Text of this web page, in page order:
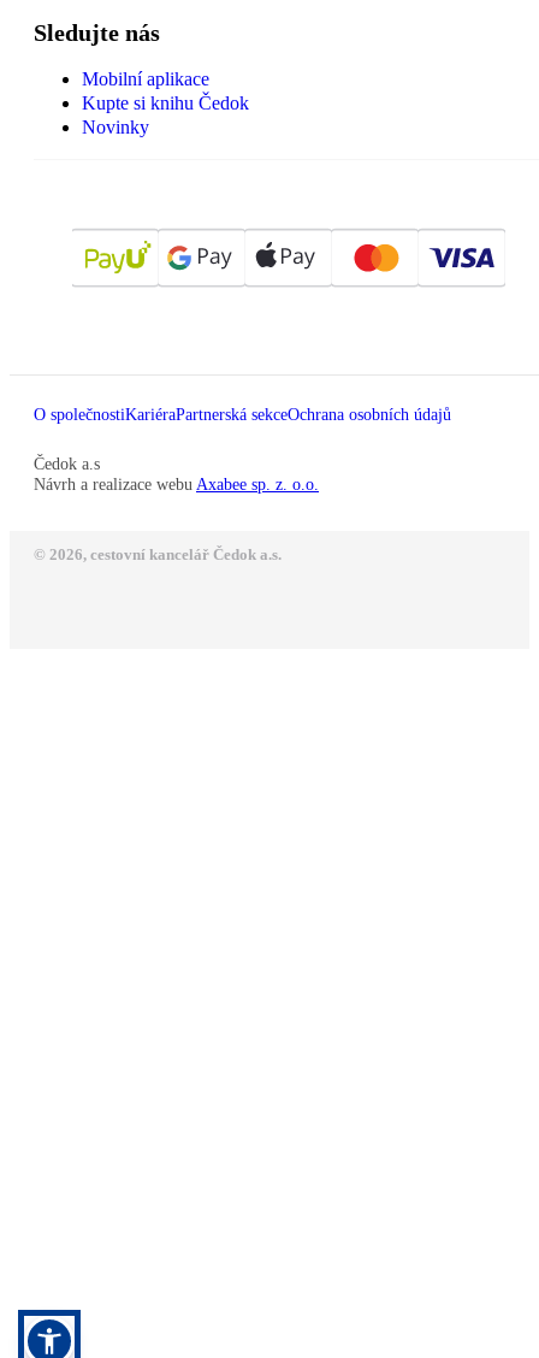
Sledujte nás
Mobilní aplikace
Kupte si knihu Čedok
Novinky
O společnostiKariéraPartnerská sekceOchrana osobních údajů
Čedok a.s
Návrh a realizace webu Axabee sp. z. o.o.
© 2026, cestovní kancelář Čedok a.s.